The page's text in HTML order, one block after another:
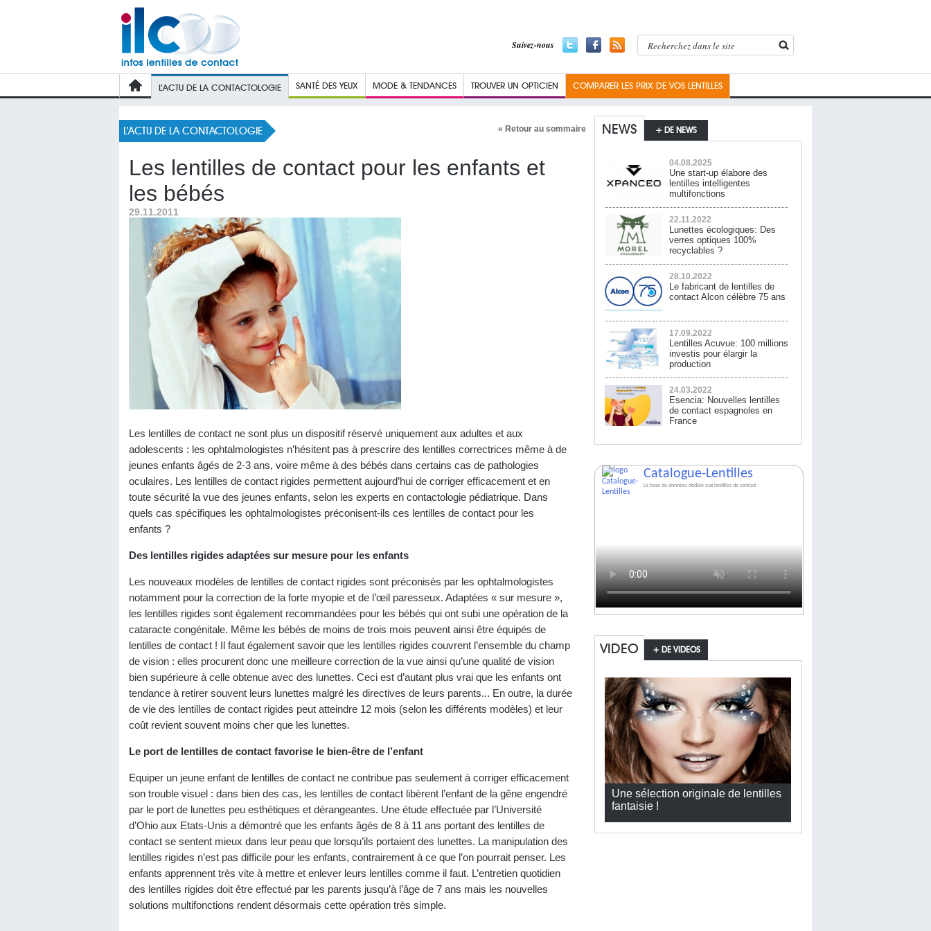
Suivez-nous
L’ACTU DE LA CONTACTOLOGIE SANTÉ DES YEUX MODE & TENDANCES TROUVER UN OPTICIEN COMPARER LES PRIX DE VOS LENTILLES
L’ACTU DE LA CONTACTOLOGIE « Retour au sommaire
Les lentilles de contact pour les enfants et
les bébés
29.11.2011
Les lentilles de contact ne sont plus un dispositif réservé uniquement aux adultes et aux
adolescents : les ophtalmologistes n’hésitent pas à prescrire des lentilles correctrices même à de
jeunes enfants âgés de 2-3 ans, voire même à des bébés dans certains cas de pathologies
oculaires. Les lentilles de contact rigides permettent aujourd’hui de corriger efficacement et en
toute sécurité la vue des jeunes enfants, selon les experts en contactologie pédiatrique. Dans
quels cas spécifiques les ophtalmologistes préconisent-ils ces lentilles de contact pour les
enfants ?
Des lentilles rigides adaptées sur mesure pour les enfants
Les nouveaux modèles de lentilles de contact rigides sont préconisés par les ophtalmologistes
notamment pour la correction de la forte myopie et de l’œil paresseux. Adaptées « sur mesure »,
les lentilles rigides sont également recommandées pour les bébés qui ont subi une opération de la
cataracte congénitale. Même les bébés de moins de trois mois peuvent ainsi être équipés de
lentilles de contact ! Il faut également savoir que les lentilles rigides couvrent l’ensemble du champ
de vision : elles procurent donc une meilleure correction de la vue ainsi qu’une qualité de vision
bien supérieure à celle obtenue avec des lunettes. Ceci est d’autant plus vrai que les enfants ont
tendance à retirer souvent leurs lunettes malgré les directives de leurs parents... En outre, la durée
de vie des lentilles de contact rigides peut atteindre 12 mois (selon les différents modèles) et leur
coût revient souvent moins cher que les lunettes.
Le port de lentilles de contact favorise le bien-être de l’enfant
Equiper un jeune enfant de lentilles de contact ne contribue pas seulement à corriger efficacement
son trouble visuel : dans bien des cas, les lentilles de contact libèrent l’enfant de la gêne engendré
par le port de lunettes peu esthétiques et dérangeantes. Une étude effectuée par l’Université
d’Ohio aux Etats-Unis a démontré que les enfants âgés de 8 à 11 ans portant des lentilles de
contact se sentent mieux dans leur peau que lorsqu’ils portaient des lunettes. La manipulation des
lentilles rigides n’est pas difficile pour les enfants, contrairement à ce que l’on pourrait penser. Les
enfants apprennent très vite à mettre et enlever leurs lentilles comme il faut. L’entretien quotidien
des lentilles rigides doit être effectué par les parents jusqu’à l’âge de 7 ans mais les nouvelles
solutions multifonctions rendent désormais cette opération très simple.
NEWS + DE NEWS
04.08.2025
Une start-up élabore des
lentilles intelligentes
multifonctions
22.11.2022
Lunettes écologiques: Des
verres optiques 100%
recyclables ?
28.10.2022
Le fabricant de lentilles de
contact Alcon célèbre 75 ans
17.09.2022
Lentilles Acuvue: 100 millions
investis pour élargir la
production
24.03.2022
Esencia: Nouvelles lentilles
de contact espagnoles en
France
Catalogue-Lentilles
La base de données dédiée aux lentilles de contact
VIDEO + DE VIDEOS
Une sélection originale de lentilles
fantaisie !